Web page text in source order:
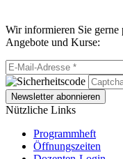
Wir informieren Sie gerne
Angebote und Kurse:
Newsletter abonnieren
Nützliche Links
Programmheft
Öffnungszeiten